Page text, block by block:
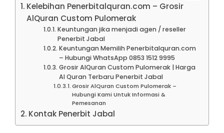
Kelebihan Penerbitalquran.com – Grosir
AlQuran Custom Pulomerak
Keuntungan jika menjadi agen / reseller
Penerbit Jabal
Keuntungan Memilih Penerbitalquran.com
– Hubungi WhatsApp 0853 1512 9995
Grosir AlQuran Custom Pulomerak | Harga
Al Quran Terbaru Penerbit Jabal
Grosir AlQuran Custom Pulomerak –
Hubungi Kami Untuk Informasi &
Pemesanan
Kontak Penerbit Jabal